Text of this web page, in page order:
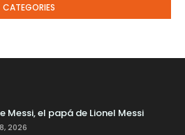
CATEGORIES
Messi, el papá de Lionel Messi
2026